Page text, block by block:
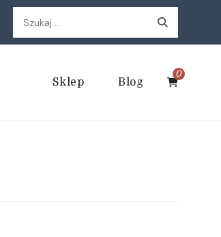
Szukaj:
Sklep Blog
0